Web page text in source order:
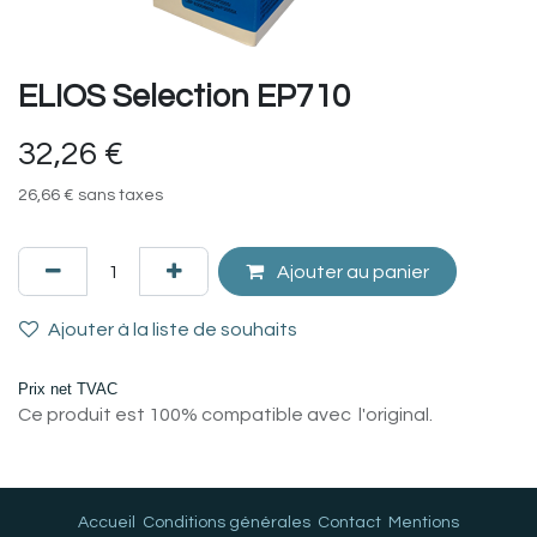
ELIOS Selection EP710
32,26 €
26,66 € sans taxes
Ajouter au panier
Ajouter à la liste de souhaits
Prix net TVAC
Ce produit est 100% compatible avec l'original.
Accueil Conditions générales Contact Mentions